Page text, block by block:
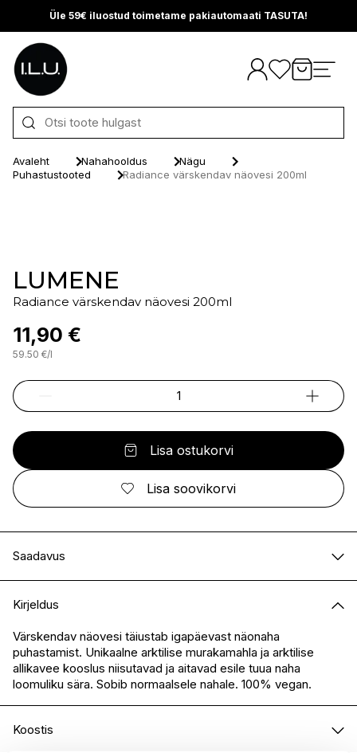
Üle 59€ iluostud toimetame pakiautomaati TASUTA!
Otse sisu juurde
Avaleht Nahahooldus
Nägu
Puhastustooted
Radiance värskendav näovesi 200ml
LUMENE
Radiance värskendav näovesi 200ml
11,90 €
59.50 €/l
Lisa ostukorvi
Lisa soovikorvi
Saadavus
I.L.U. Kristiine
I.L.U. Ülemiste
Saadaval
I.L.U. Rocca
Saadaval
I.L.U. Lõunakeskus
Saadaval
Kirjeldus
Värskendav näovesi täiustab igapäevast näonaha
puhastamist. Unikaalne arktilise murakamahla ja arktilise
allikavee kooslus niisutavad ja aitavad esile tuua naha
loomuliku sära. Sobib normaalsele nahale. 100% vegan.
Koostis